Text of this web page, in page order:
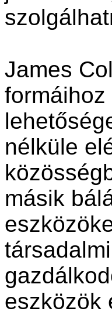
James
nélküle
másik
eszközök